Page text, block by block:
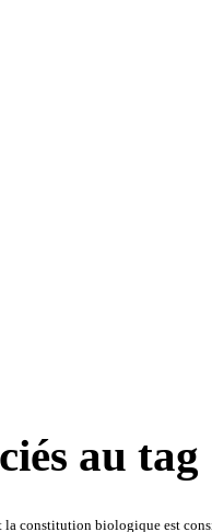
au
constitution biologique est